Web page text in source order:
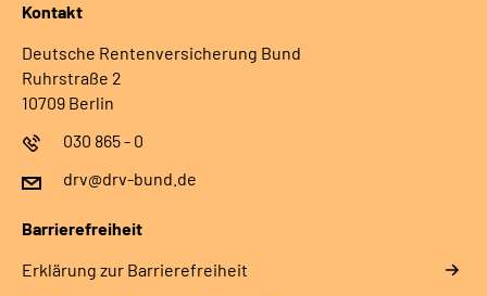
Kontakt
Deutsche Rentenversicherung Bund
Ruhrstraße 2
10709 Berlin
030 865 - 0
drv@drv-bund.de
Barrierefreiheit
Erklärung zur Barrierefreiheit